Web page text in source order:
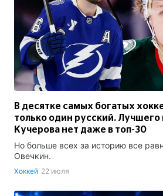
В десятке самых богатых
только один русский. Лучшего
Кучерова нет даже в топ-30
Но больше всех за историю все
Овечкин.
Хоккей 22 июля